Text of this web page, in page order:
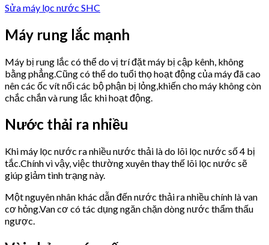
Sửa máy lọc nước SHC
Máy rung lắc mạnh
Máy bị rung lắc có thể do vị trí đặt máy bị cập kênh, không
bằng phẳng.Cũng có thể do tuổi thọ hoạt động của máy đã cao
nên các ốc vít nối các bộ phận bị lỏng,khiến cho máy không còn
chắc chắn và rung lắc khi hoạt động.
Nước thải ra nhiều
Khi máy lọc nước ra nhiều nước thải là do lõi lọc nước số 4 bị
tắc.Chính vì vậy, việc thường xuyên thay thế lõi lọc nước sẽ
giúp giảm tình trạng này.
Một nguyên nhân khác dẫn đến nước thải ra nhiều chính là van
cơ hỏng.Van cơ có tác dụng ngăn chặn dòng nước thẩm thấu
ngược.